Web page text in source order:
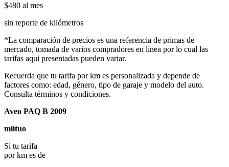
$480 al mes
sin reporte de kilómetros
*La comparación de precios es una referencia de primas de
mercado, tomada de varios compradores en línea por lo cual las
tarifas aqui presentadas pueden variar.
Recuerda que tu tarifa por km es personalizada y depende de
factores como: edad, género, tipo de garaje y modelo del auto.
Consulta términos y condiciones.
Aveo PAQ B 2009
miituo
Si tu tarifa
por km es de